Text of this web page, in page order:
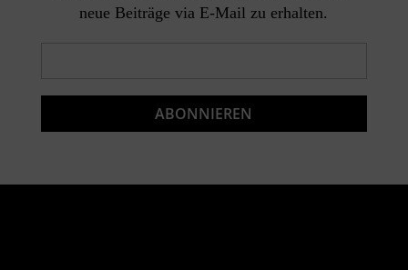
neue Beiträge via E-Mail zu erhalten.
ABONNIEREN